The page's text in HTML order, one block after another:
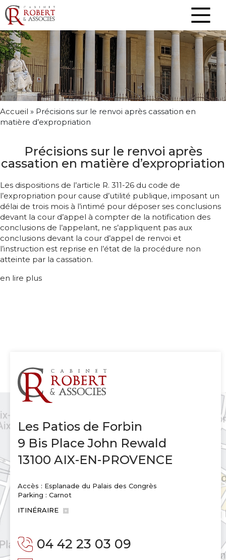
Accueil » Précisions sur le renvoi après cassation en
matière d’expropriation
Précisions sur le renvoi après
cassation en matière d’expropriation
Les dispositions de l’article R. 311-26 du code de
l’expropriation pour cause d’utilité publique, imposant un
délai de trois mois à l’intimé pour déposer ses conclusions
devant la cour d’appel à compter de la notification des
conclusions de l’appelant, ne s’appliquent pas aux
conclusions devant la cour d’appel de renvoi et
l’instruction est reprise en l’état de la procédure non
atteinte par la cassation.
en lire plus
Les Patios de Forbin
9 Bis Place John Rewald
13100 AIX-EN-PROVENCE
Accès : Esplanade du Palais des Congrès
Parking : Carnot
ITINÉRAIRE
04 42 23 03 09